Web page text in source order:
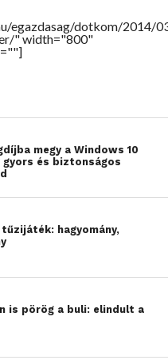
egazdasag/dotkom/2014/
" width="800"
megy a Windows 10
és biztonságos
hagyomány,
is pörög a buli: elindult a